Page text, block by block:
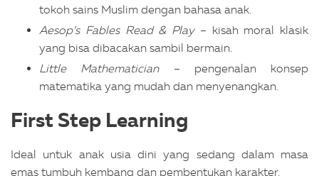
tokoh sains Muslim dengan bahasa anak.
Aesop’s Fables Read & Play– kisah moral klasik
yang bisa dibacakan sambil bermain.
Little Mathematician– pengenalan konsep
matematika yang mudah dan menyenangkan.
First Step Learning
Ideal untuk anak usia dini yang sedang dalam masa
emas tumbuh kembang dan pembentukan karakter.